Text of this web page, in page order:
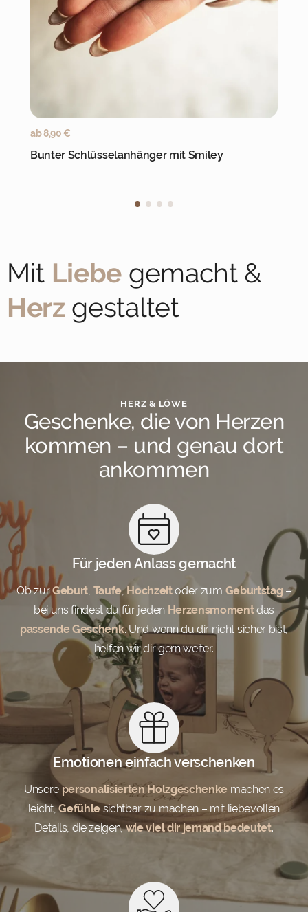
ab8,90€
Bunter Schlüsselanhänger mit Smiley
Mit Liebe gemacht &
Herz gestaltet
HERZ & LÖWE
Geschenke, die von Herzen
kommen – und genau dort
ankommen
Für jeden Anlass gemacht
Ob zurGeburt, Taufe,Hochzeitoder zum Geburtstag –
bei uns findest du für jeden Herzensmomentdas
passende Geschenk. Und wenn du dir nicht sicher bist,
helfen wir dir gern weiter.
Emotionen einfach verschenken
Unserepersonalisierten Holzgeschenke machen es
leicht,Gefühle sichtbar zu machen – mit liebevollen
Details, die zeigen,wie viel dir jemand bedeutet.